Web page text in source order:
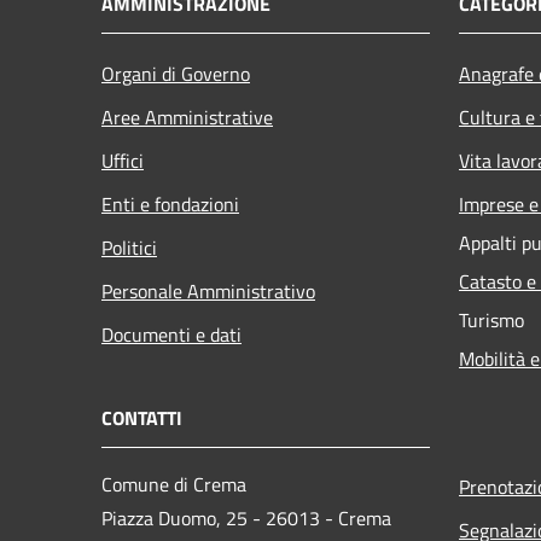
Organi di Governo
Aree Amministrative
Uffici
Enti e fondazioni
Politici
Personale Amministrativo
Documenti e dati
Cultura
Vita
Imprese
Appalti
Catasto
Turismo
Mobilità
CONTATTI
Comune di Crema
Piazza Duomo, 25 - 26013 - Crema